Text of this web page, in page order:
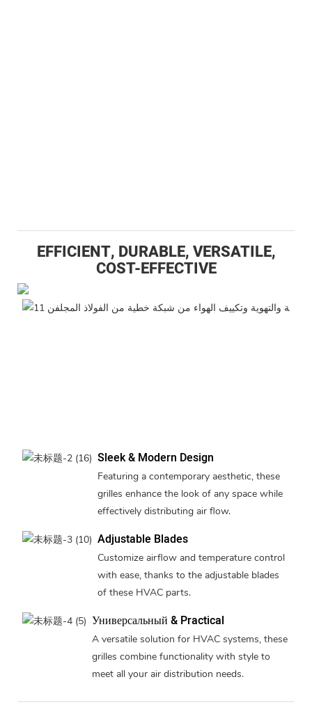
EFFICIENT, DURABLE, VERSATILE,
COST-EFFECTIVE
Sleek & Modern Design
Featuring a contemporary aesthetic, these
grilles enhance the look of any space while
effectively distributing air flow.
Adjustable Blades
Customize airflow and temperature control
with ease, thanks to the adjustable blades
of these HVAC parts.
Универсальный & Practical
A versatile solution for HVAC systems, these
grilles combine functionality with style to
meet all your air distribution needs.